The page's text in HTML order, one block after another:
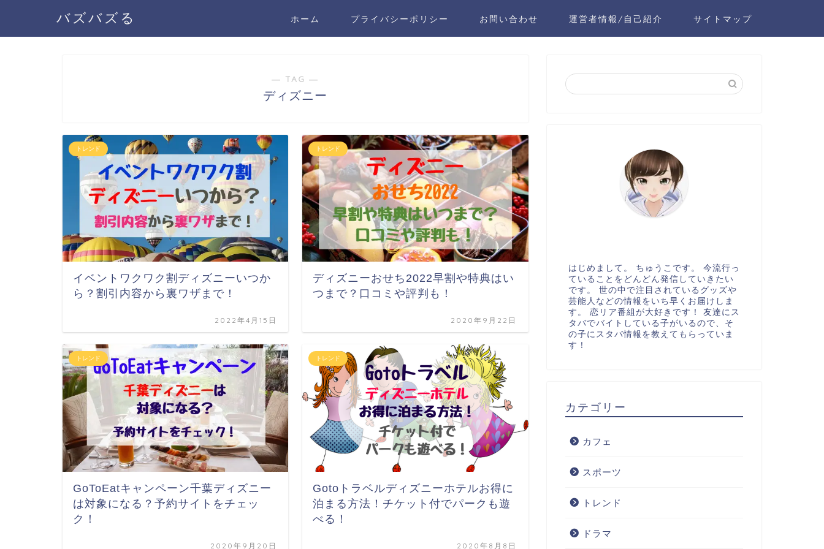
バズバズる ホーム プライバシーポリシー お問い合わせ 運営者情報/自己紹介 サイトマップ
― TAG ―
ディズニー
トレンド
イベントワクワク割ディズニーいつか
ら？割引内容から裏ワザまで！
2022年4月15日
トレンド
ディズニーおせち2022早割や特典はい
つまで？口コミや評判も！
2020年9月22日
トレンド
GoToEatキャンペーン千葉ディズニー
は対象になる？予約サイトをチェッ
ク！
2020年9月20日
トレンド
Gotoトラベルディズニーホテルお得に
泊まる方法！チケット付でパークも遊
べる！
2020年8月8日
はじめまして。 ちゅうこです。 今流行っ
ていることをどんどん発信していきたい
です。 世の中で注目されているグッズや
芸能人などの情報をいち早くお届けしま
す。 恋リア番組が大好きです！ 友達にス
タバでバイトしている子がいるので、そ
の子にスタバ情報を教えてもらっていま
す！
カテゴリー
カフェ
スポーツ
トレンド
ドラマ